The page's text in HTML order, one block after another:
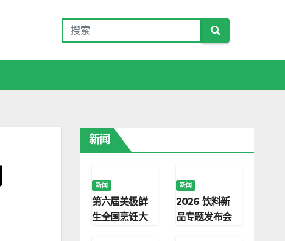
新闻
新闻
第六届美极鲜
生全国烹饪大
新闻
2026 饮料新
品专题发布会